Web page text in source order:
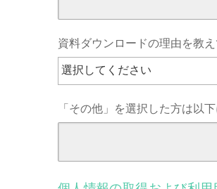
資料ダウンロードの理由を教
「その他」を選択した方は以